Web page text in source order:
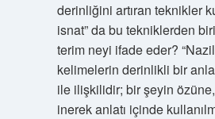
derinliğini artıran teknikler
isnat” da bu tekniklerden
terim neyi ifade eder?
kelimelerin derinlikli bir
ile ilişkilidir; bir şeyin
inerek anlatı içinde